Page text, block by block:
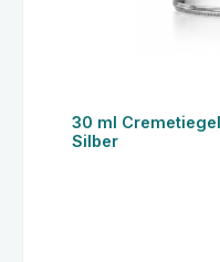
30 ml
Silber